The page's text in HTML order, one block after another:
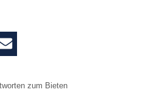
zum Bieten